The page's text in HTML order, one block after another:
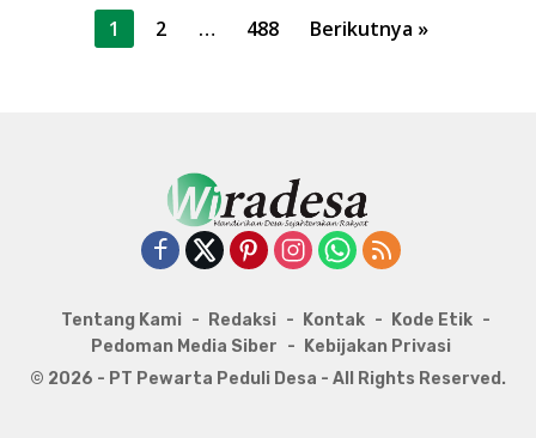
Paginasi
1 2 … 488 Berikutnya »
Tentang Kami Redaksi Kontak
Kode Etik
Pedoman Media Siber
Kebijakan Privasi
© 2026 - PT Pewarta Peduli Desa - All Rights Reserved.